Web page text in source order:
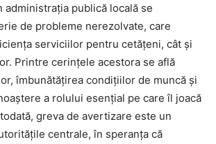
administrația publică locală se
de probleme nerezolvate, care
serviciilor pentru cetățeni, cât și
Printre cerințele acestora se află
îmbunătățirea condițiilor de muncă și
a rolului esențial pe care îl joacă
greva de avertizare este un
centrale, în speranța că